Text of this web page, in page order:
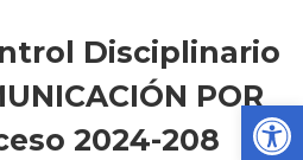
Disciplinario
POR
2024-208